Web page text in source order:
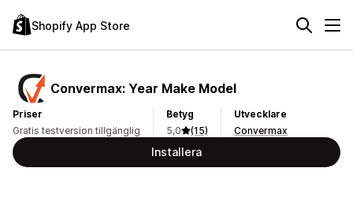
Shopify App Store
Convermax: Year Make Model
Priser
Gratis testversion tillgänglig
Betyg
5,0
(15)
Utvecklare
Convermax
Installera